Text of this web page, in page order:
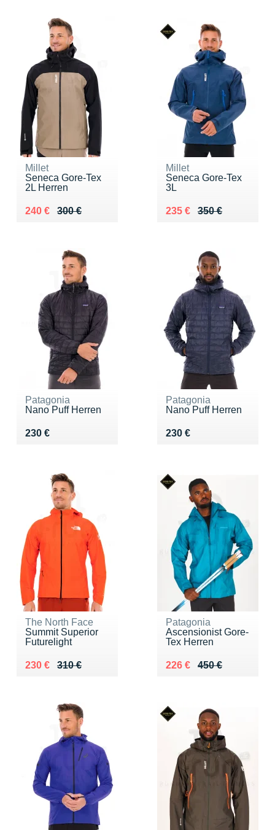
Millet
Seneca Gore-Tex
2L Herren
300 €
Au lieu de 300 €
240 €
Vendu 240 €
Millet
Seneca Gore-Tex
3L
350 €
Au lieu de 350 €
235 €
Vendu 235 €
Patagonia
Nano Puff Herren
230 €
Vendu 230 €
Patagonia
Nano Puff Herren
230 €
Vendu 230 €
The North Face
Summit Superior
Futurelight
310 €
Au lieu de 310 €
230 €
Vendu 230 €
Patagonia
Ascensionist Gore-
Tex Herren
450 €
Au lieu de 450 €
226 €
Vendu 226 €